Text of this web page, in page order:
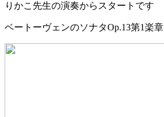
りかこ先生の演奏からスタートです
ベートーヴェンのソナタOp.13第1楽章